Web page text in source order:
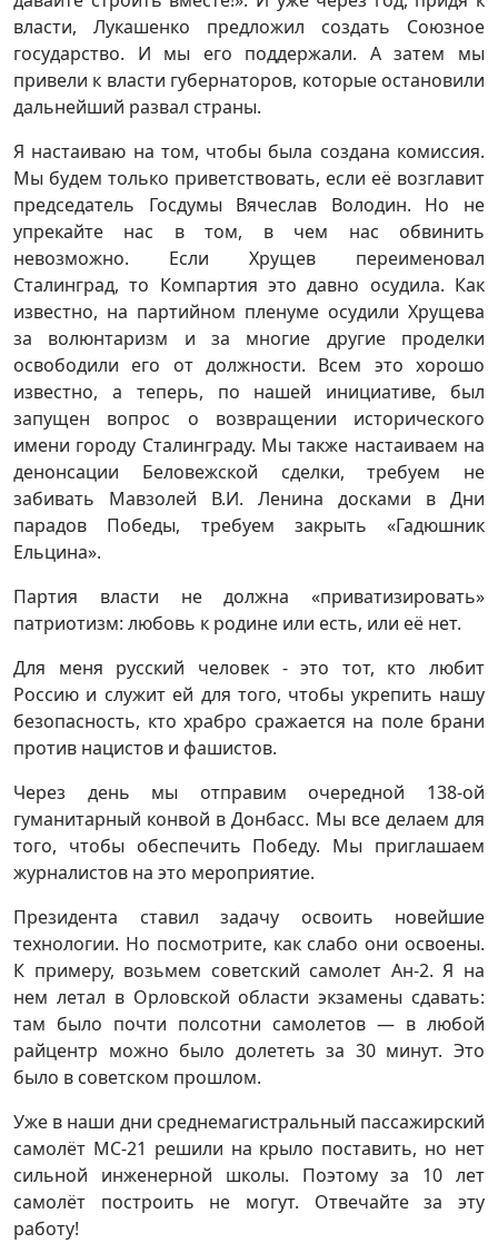
власти, Лукашенко предложил создать Союзное
государство. И мы его поддержали. А затем мы
привели к власти губернаторов, которые остановили
дальнейший развал страны.
Я настаиваю на том, чтобы была создана комиссия.
Мы будем только приветствовать, если её возглавит
председатель Госдумы Вячеслав Володин. Но не
упрекайте нас в том, в чем нас обвинить
невозможно. Если Хрущев переименовал
Сталинград, то Компартия это давно осудила. Как
известно, на партийном пленуме осудили Хрущева
за волюнтаризм и за многие другие проделки
освободили его от должности. Всем это хорошо
известно, а теперь, по нашей инициативе, был
запущен вопрос о возвращении исторического
имени городу Сталинграду. Мы также настаиваем на
денонсации Беловежской сделки, требуем не
забивать Мавзолей В.И. Ленина досками в Дни
парадов Победы, требуем закрыть «Гадюшник
Ельцина».
Партия власти не должна «приватизировать»
патриотизм: любовь к родине или есть, или её нет.
Для меня русский человек - это тот, кто любит
Россию и служит ей для того, чтобы укрепить нашу
безопасность, кто храбро сражается на поле брани
против нацистов и фашистов.
Через день мы отправим очередной 138-ой
гуманитарный конвой в Донбасс. Мы все делаем для
того, чтобы обеспечить Победу. Мы приглашаем
журналистов на это мероприятие.
Президента ставил задачу освоить новейшие
технологии. Но посмотрите, как слабо они освоены.
К примеру, возьмем советский самолет Ан-2. Я на
нем летал в Орловской области экзамены сдавать:
там было почти полсотни самолетов — в любой
райцентр можно было долететь за 30 минут. Это
было в советском прошлом.
Уже в наши дни среднемагистральный пассажирский
самолёт МС-21 решили на крыло поставить, но нет
сильной инженерной школы. Поэтому за 10 лет
самолёт построить не могут. Отвечайте за эту
работу!